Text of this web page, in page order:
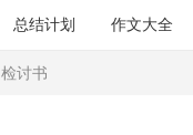
总结计划 作文大全
检讨书